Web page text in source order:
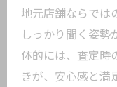
術
車買取
ント
中古車
地元店舗ならでは
しっかり聞く姿勢
体的には、査定時
きが、安心感と満